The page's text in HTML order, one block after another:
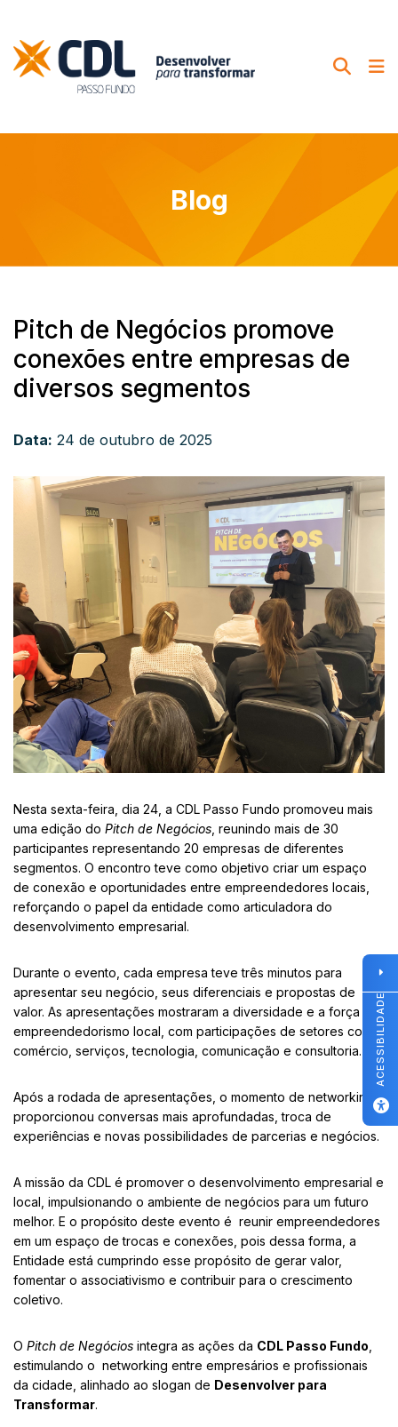
Blog
Pitch de Negócios promove
conexões entre empresas de
diversos segmentos
Data: 24 de outubro de 2025
Nesta sexta-feira, dia 24, a CDL Passo Fundo promoveu mais
uma edição do Pitch de Negócios , reunindo mais de 30
participantes representando 20 empresas de diferentes
segmentos. O encontro teve como objetivo criar um espaço
de conexão e oportunidades entre empreendedores locais,
reforçando o papel da entidade como articuladora do
desenvolvimento empresarial.
Durante o evento, cada empresa teve três minutos para
apresentar seu negócio, seus diferenciais e propostas de
valor. As apresentações mostraram a diversidade e a força do
empreendedorismo local, com participações de setores como
comércio, serviços, tecnologia, comunicação e consultoria.
Após a rodada de apresentações, o momento de networking
proporcionou conversas mais aprofundadas, troca de
experiências e novas possibilidades de parcerias e negócios.
A missão da CDL é promover o desenvolvimento empresarial e
local, impulsionando o ambiente de negócios para um futuro
melhor. E o propósito deste evento é reunir empreendedores
em um espaço de trocas e conexões, pois dessa forma, a
Entidade está cumprindo esse propósito de gerar valor,
fomentar o associativismo e contribuir para o crescimento
coletivo.
O Pitch de Negócios integra as ações da CDL Passo Fundo
estimulando o networking entre empresários e profissionais
da cidade, alinhado ao slogan de Desenvolver para
Transformar.
ACESSIBILIDADE